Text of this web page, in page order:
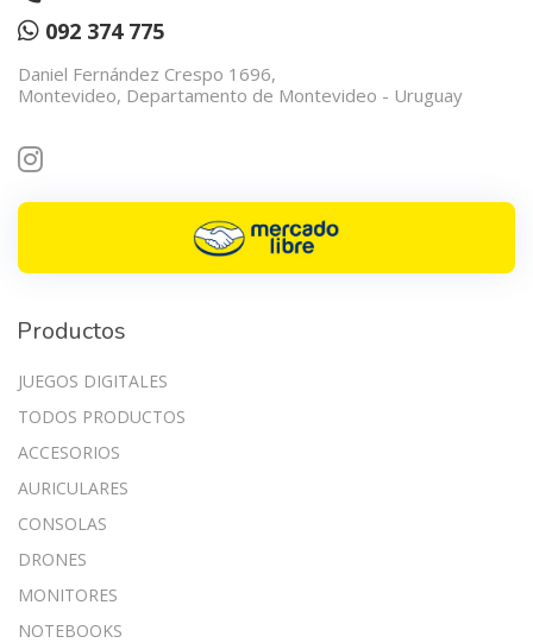
092 374 775
Daniel Fernández Crespo 1696,
Montevideo, Departamento de Montevideo - Uruguay
Productos
JUEGOS DIGITALES
TODOS PRODUCTOS
ACCESORIOS
AURICULARES
CONSOLAS
DRONES
MONITORES
NOTEBOOKS